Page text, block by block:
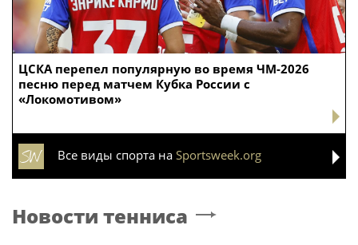
ЦСКА перепел популярную во время ЧМ-2026
песню перед матчем Кубка России с
«Локомотивом»
Все виды спорта на Sportsweek.org
Новости тенниса